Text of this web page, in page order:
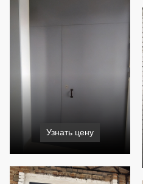
Узнать цену